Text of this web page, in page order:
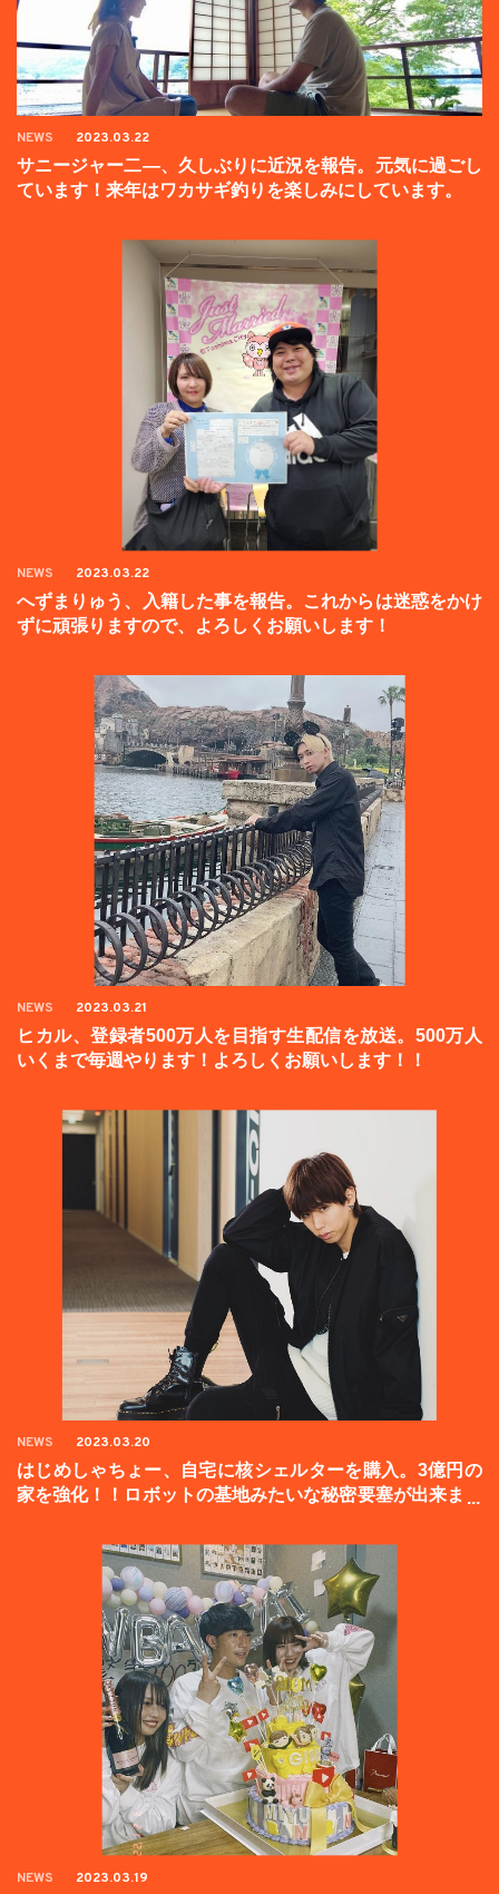
NEWS 2023.03.22
サニージャー二―、久しぶりに近況を報告。元気に過ごし
ています！来年はワカサギ釣りを楽しみにしています。
NEWS 2023.03.22
へずまりゅう、入籍した事を報告。これからは迷惑をかけ
ずに頑張りますので、よろしくお願いします！
NEWS 2023.03.21
ヒカル、登録者500万人を目指す生配信を放送。500万人
いくまで毎週やります！よろしくお願いします！！
NEWS 2023.03.20
はじめしゃちょー、自宅に核シェルターを購入。3億円の
家を強化！！ロボットの基地みたいな秘密要塞が出来まし
NEWS 2023.03.19